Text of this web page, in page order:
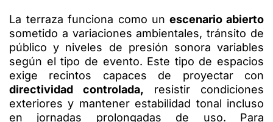
La terraza funciona como un escenario abierto
sometido a variaciones ambientales, tránsito de
público y niveles de presión sonora variables
según el tipo de evento. Este tipo de espacios
exige recintos capaces de proyectar con
directividad controlada, resistir condiciones
exteriores y mantener estabilidad tonal incluso
en jornadas prolongadas de uso. Para